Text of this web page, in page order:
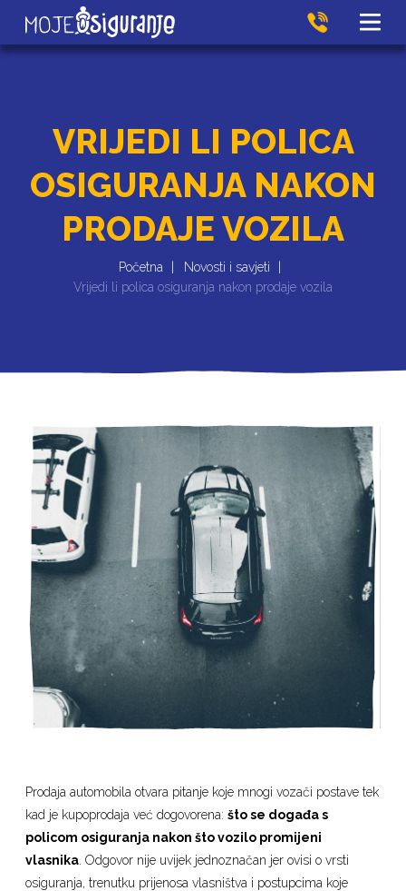
VRIJEDI LI POLICA
OSIGURANJA NAKON
PRODAJE VOZILA
Početna
Novosti i savjeti
Vrijedi li polica osiguranja nakon prodaje vozila
Prodaja automobila otvara pitanje koje mnogi vozači postave tek
kad je kupoprodaja već dogovorena:što se događa s
policom osiguranja nakon što vozilo promijeni
vlasnika . Odgovor nije uvijek jednoznačan jer ovisi o vrsti
osiguranja, trenutku prijenosa vlasništva i postupcima koje